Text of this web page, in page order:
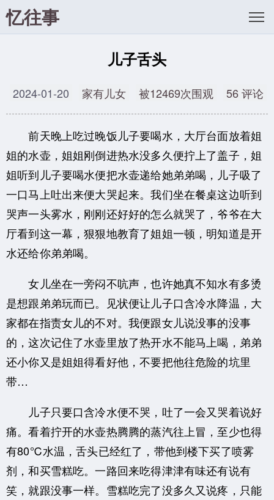
忆往事
儿子舌头
2024-01-20 家有儿女 被12469次围观 56 评论
前天晚上吃过晚饭儿子要喝水，大厅台面放着姐
姐的水壶，姐姐刚倒进热水没多久便拧上了盖子，姐
姐听到儿子要喝水便把水壶递给她弟弟喝，儿子吸了
一口马上吐出来便大哭起来。我们坐在餐桌这边听到
哭声一头雾水，刚刚还好好的怎么就哭了，爷爷在大
厅看到这一幕，狠狠地教育了姐姐一顿，明知道是开
水还给你弟弟喝。
女儿坐在一旁闷不吭声，也许她真不知水有多烫
是想跟弟弟玩而已。见状便让儿子口含冷水降温，大
家都在指责女儿的不对。我便跟女儿说没事的没事
的，这次记住了水壶里放了热开水不能马上喝，弟弟
还小你又是姐姐得看好他，不要把他往危险的坑里
带…
儿子只要口含冷水便不哭，吐了一会又哭着说好
痛。看着拧开的水壶热腾腾的蒸汽往上冒，至少也得
有80℃水温，舌头已经红了，带他到楼下买了喷雾
剂，和买雪糕吃。一路回来吃得津津有味还有说有
笑，就跟没事一样。雪糕吃完了没多久又说疼，只能